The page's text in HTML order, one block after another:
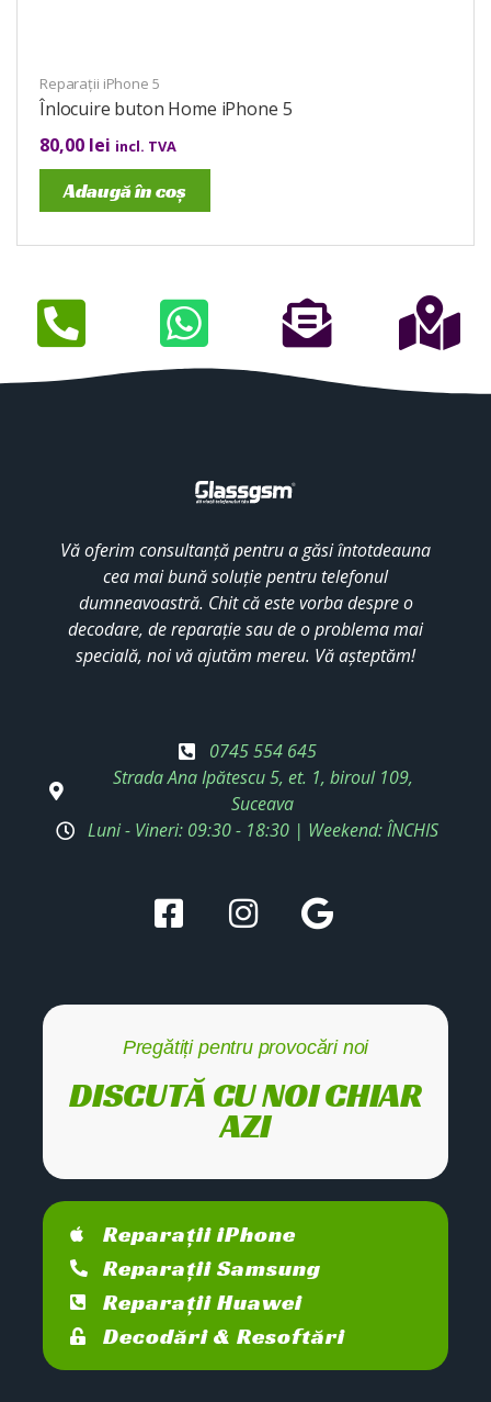
Reparații iPhone 5
Înlocuire buton Home iPhone 5
80,00 lei incl. TVA
Adaugă în coș
Vă oferim consultanță pentru a găsi întotdeauna
cea mai bună soluție pentru telefonul
dumneavoastră. Chit că este vorba despre o
decodare, de reparație sau de o problema mai
specială, noi vă ajutăm mereu. Vă așteptăm!
0745 554 645
Strada Ana Ipătescu 5, et. 1, biroul 109,
Suceava
Luni - Vineri: 09:30 - 18:30 | Weekend: ÎNCHIS
Pregătiți pentru provocări noi
DISCUTĂ CU NOI CHIAR
AZI
Reparații iPhone
Reparații Samsung
Reparații Huawei
Decodări & Resoftări